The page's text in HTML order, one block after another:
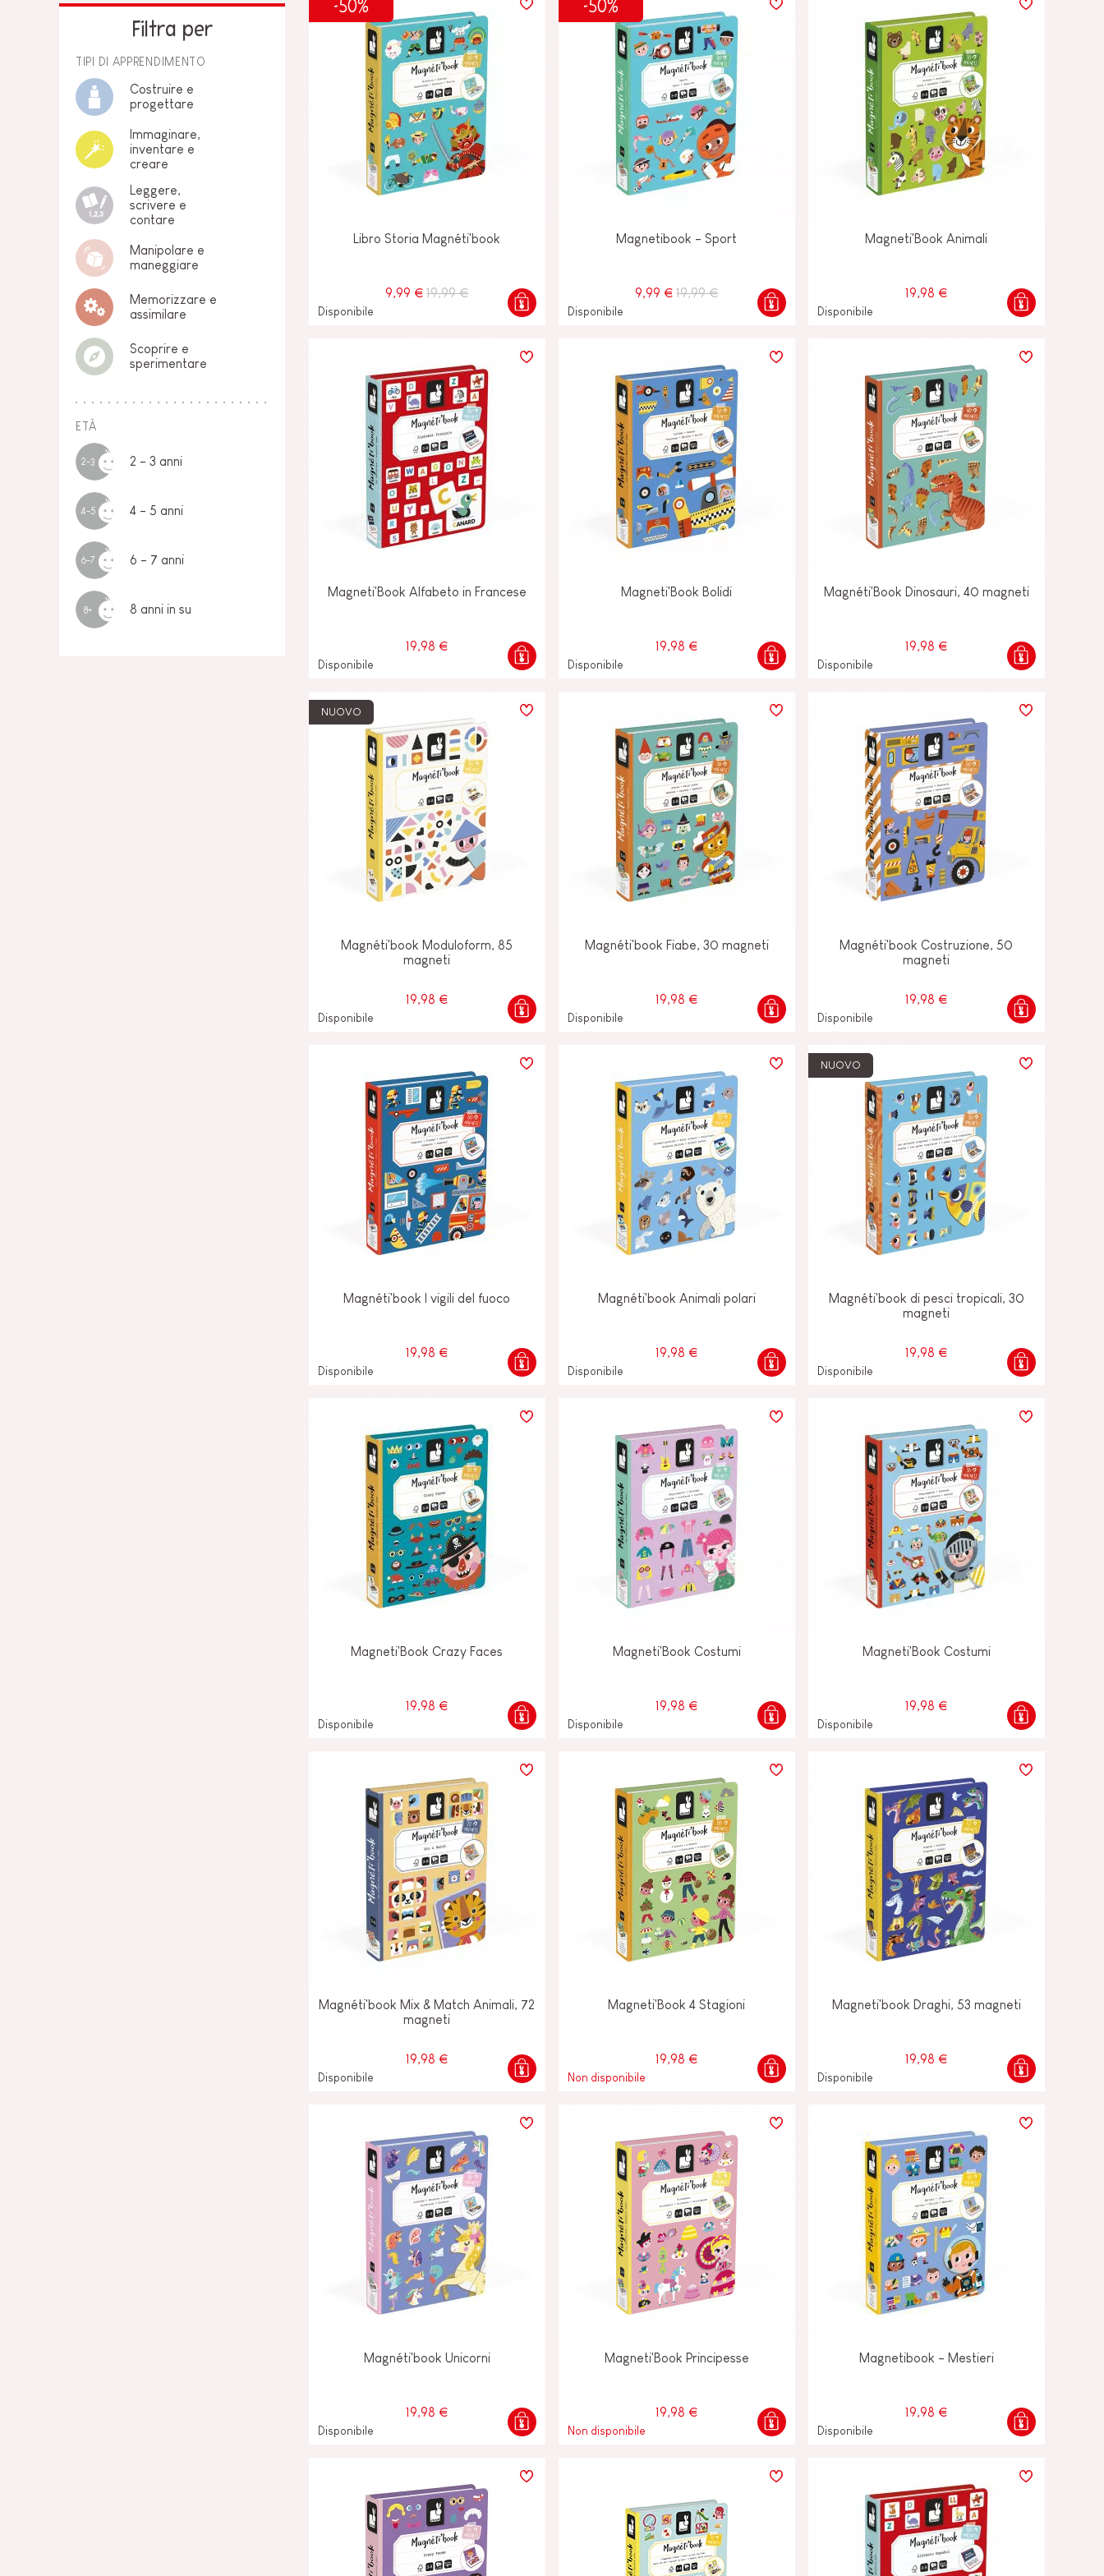
GIOCATTOLI SENSO-
PER BAMBINI
Filtra per
TIPI DI APPRENDIMENTO
Costruire e
progettare
Immaginare,
inventare e
creare
Leggere,
scrivere e
contare
Manipolare e
maneggiare
Memorizzare e
assimilare
Scoprire e
sperimentare
ETÀ
2-3 2 - 3 anni
4-5 4 - 5 anni
6-7 6 - 7 anni
8+ 8 anni in su
-50%
Libro Storia Magnéti'book
9,99 € 19,99 €
Disponibile
-50%
Magnetibook - Sport
9,99 € 19,99 €
Disponibile
Magneti'Book Animali
19,98 €
Disponibile
Magneti'Book Alfabeto in Francese
19,98 €
Disponibile
Magneti'Book Bolidi
19,98 €
Disponibile
Magnéti'Book Dinosauri, 40 magneti
19,98 €
Disponibile
NUOVO
Magnéti'book Moduloform, 85
magneti
19,98 €
Disponibile
Magnéti'book Fiabe, 30 magneti
19,98 €
Disponibile
Magnéti'book Costruzione, 50
magneti
19,98 €
Disponibile
Magnéti'book I vigili del fuoco
19,98 €
Disponibile
Magnéti'book Animali polari
19,98 €
Disponibile
NUOVO
Magnéti'book di pesci tropicali, 30
magneti
19,98 €
Disponibile
Magneti'Book Crazy Faces
19,98 €
Disponibile
Magneti'Book Costumi
19,98 €
Disponibile
Magneti'Book Costumi
19,98 €
Disponibile
Magnéti'book Mix & Match Animali, 72
magneti
19,98 €
Disponibile
Magneti'Book 4 Stagioni
19,98 €
Non disponibile
Magneti'book Draghi, 53 magneti
19,98 €
Disponibile
Magnéti'book Unicorni
19,98 €
Disponibile
Magneti'Book Principesse
19,98 €
Non disponibile
Magnetibook - Mestieri
19,98 €
Disponibile